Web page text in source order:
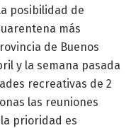
posibilidad de
más
de Buenos
y la semana pasada
recreativas de 2
las reuniones
la prioridad es